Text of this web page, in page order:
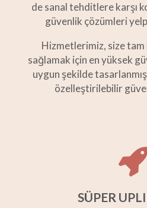
de sanal tehditlere karşı
güvenlik çözümleri
Hizmetlerimiz, size tam
sağlamak için en yüksek
uygun şekilde
özelleştirilebilir
SÜPER